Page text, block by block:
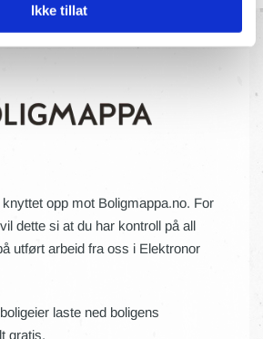
Ikke tillat
opp mot Boligmappa.no. For
dette si at du har kontroll på all
utført arbeid fra oss i Elektronor
laste ned boligens
gratis.